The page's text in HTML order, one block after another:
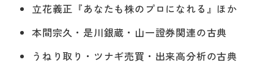
立花義正『あなたも株のプロになれる』ほか
本間宗久・是川銀蔵・山一證券関連の古典
うねり取り・ツナギ売買・出来高分析の古典